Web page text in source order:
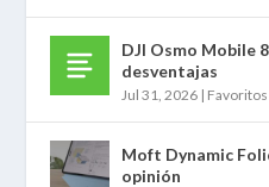
DJI Osmo Mobile
desventajas
Jul 31, 2026 | Favoritos
Moft Dynamic
opinión